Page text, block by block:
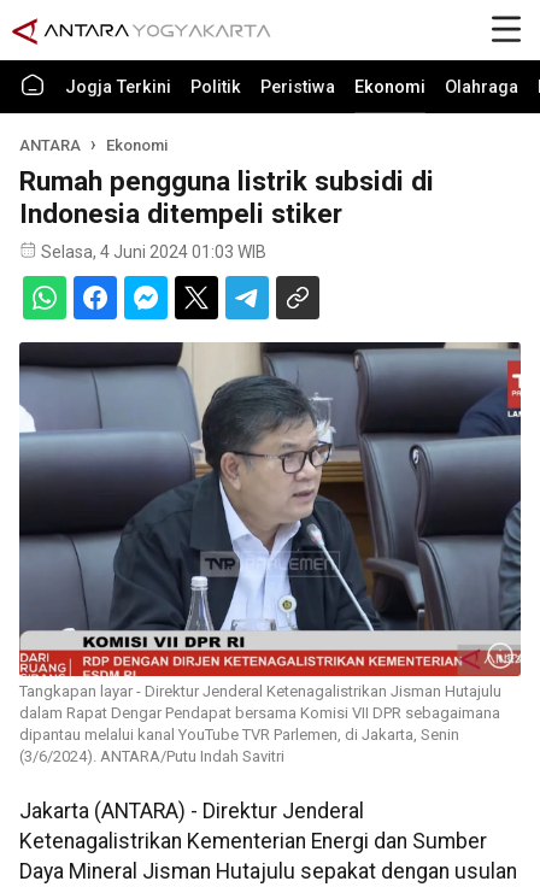
Jogja Terkini Politik Peristiwa Ekonomi Olahraga
ANTARA Ekonomi
Rumah pengguna listrik subsidi di
Indonesia ditempeli stiker
Selasa, 4 Juni 2024 01:03 WIB
Tangkapan layar - Direktur Jenderal Ketenagalistrikan Jisman Hutajulu
dalam Rapat Dengar Pendapat bersama Komisi VII DPR sebagaimana
dipantau melalui kanal YouTube TVR Parlemen, di Jakarta, Senin
(3/6/2024). ANTARA/Putu Indah Savitri
Jakarta (ANTARA) - Direktur Jenderal
Ketenagalistrikan Kementerian Energi dan Sumber
Daya Mineral Jisman Hutajulu sepakat dengan usulan